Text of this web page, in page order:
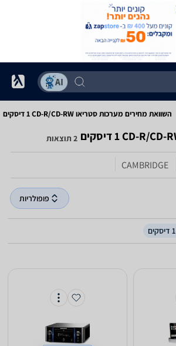
השוואת מחירים מערכות סטריאו ‏CD-R/CD-RW ‏1 ‏דיסקים
2 תוצאות
CAMBRIDGE
פופולריות
1 דיסקים